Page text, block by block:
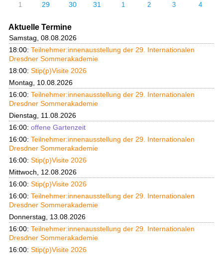
1 29 30 31 1 2 3 4
Aktuelle Termine
Samstag, 08.08.2026
18:00: Teilnehmer:innenausstellung der 29. Internationalen
Dresdner Sommerakademie
18:00: Stip(p)Visite 2026
Montag, 10.08.2026
16:00: Teilnehmer:innenausstellung der 29. Internationalen
Dresdner Sommerakademie
Dienstag, 11.08.2026
16:00: offene Gartenzeit
16:00: Teilnehmer:innenausstellung der 29. Internationalen
Dresdner Sommerakademie
16:00: Stip(p)Visite 2026
Mittwoch, 12.08.2026
16:00: Stip(p)Visite 2026
16:00: Teilnehmer:innenausstellung der 29. Internationalen
Dresdner Sommerakademie
Donnerstag, 13.08.2026
16:00: Teilnehmer:innenausstellung der 29. Internationalen
Dresdner Sommerakademie
16:00: Stip(p)Visite 2026